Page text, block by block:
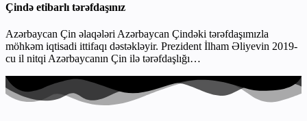
Çində etibarlı tərəfdaşınız
Azərbaycan Çin əlaqələri Azərbaycan Çindəki tərəfdaşımızla
möhkəm iqtisadi ittifaqı dəstəkləyir. Prezident İlham Əliyevin 2019-
cu il nitqi Azərbaycanın Çin ilə tərəfdaşlığı…